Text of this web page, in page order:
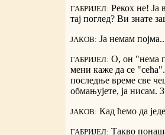
ГАБРИЈЕЛ: Рекох не! Ја
тај поглед? Ви знате
ЈАКОВ: Ја немам
ГАБРИЈЕЛ: О, он "нема
мени каже да се
последње време све
обмањујете, ја нисам.
ЈАКОВ: Кад ћемо да
ГАБРИЈЕЛ: Такво